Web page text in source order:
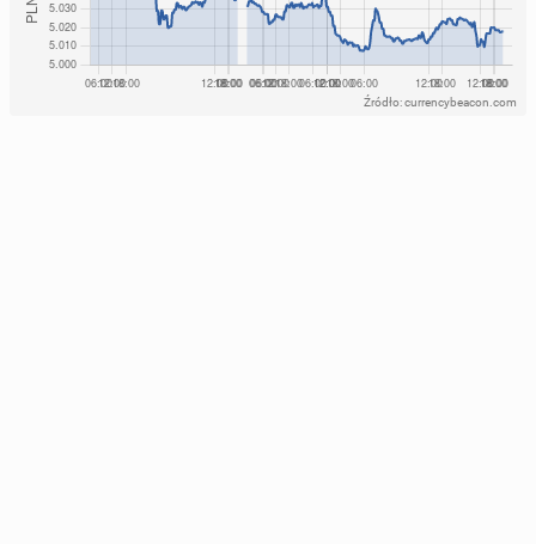
Źródło: currencybeacon.com